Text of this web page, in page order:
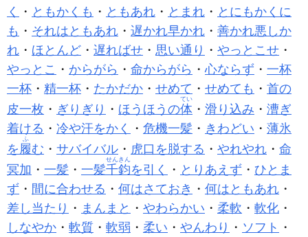
く
・ ともかくも ・ ともあれ ・ とまれ ・ とにもかくに
も ・ それはともあれ ・ 遅かれ早かれ ・ 善かれ悪しか
れ ・ ほとんど ・ 遅ればせ ・ 思い通り ・ やっとこせ ・
やっとこ ・ からがら ・ 命からがら ・心ならず ・ 一杯
一杯 ・ 精一杯 ・ たかだか ・ せめて ・ せめても ・ 首の
皮一枚 ・ ぎりぎり ・ ほうほうの体
てい
・ 滑り込み ・ 漕ぎ
着ける ・ 冷や汗をかく ・ 危機一髪 ・ きわどい ・ 薄氷
を履
ふ
む ・ サバイバル ・ 虎口を脱する ・ やれやれ ・ 命
冥加 ・ 一髪 ・ 一髪千鈞
せんきん
を引く ・ とりあえず ・ ひとま
ず ・ 間に合わせる ・ 何はさておき ・ 何はともあれ ・
差し当たり ・ まんまと ・ やわらかい ・ 柔軟 ・ 軟化 ・
しなやか ・ 軟質 ・ 軟弱 ・ 柔い ・ やんわり ・ ソフト ・